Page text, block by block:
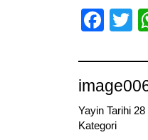
Yayin Tarihi
Kategori